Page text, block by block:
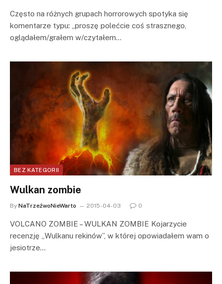
Często na różnych grupach horrorowych spotyka się
komentarze typu: „proszę polećcie coś strasznego,
oglądałem/grałem w/czytałem…
BEZ KATEGORII
Wulkan zombie
By NaTrzeźwoNieWarto 2015-04-03 0
VOLCANO ZOMBIE – WULKAN ZOMBIE Kojarzycie
recenzję „Wulkanu rekinów”, w której opowiadałem wam o
jesiotrze…